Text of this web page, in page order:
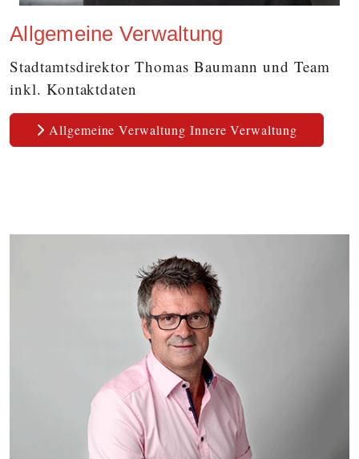
Allgemeine Verwaltung
Stadtamtsdirektor Thomas Baumann und Team
inkl. Kontaktdaten
Allgemeine Verwaltung Innere Verwaltung